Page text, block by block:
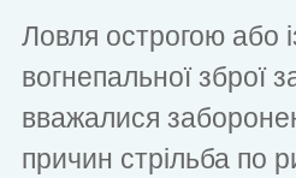
Ловля острогою або
вогнепальної зброї
вважалися
причин стрільба по